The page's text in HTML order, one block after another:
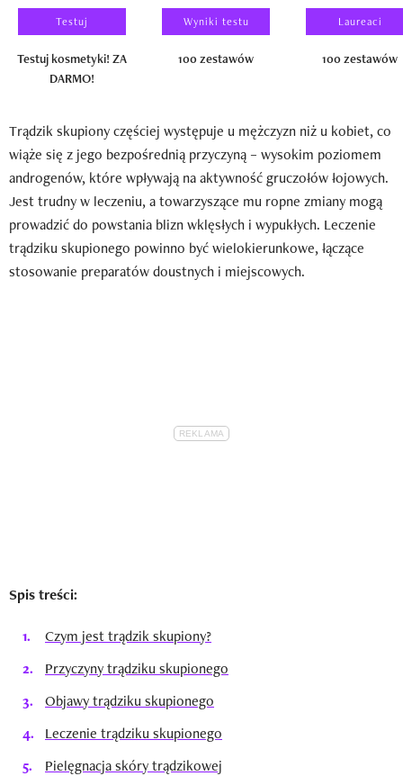
Testuj
Testuj kosmetyki! ZA
DARMO!
Wyniki testu
100 zestawów
Laureaci
100 zestawów
Trądzik skupiony częściej występuje u mężczyzn niż u kobiet, co
wiąże się z jego bezpośrednią przyczyną – wysokim poziomem
androgenów, które wpływają na aktywność gruczołów łojowych.
Jest trudny w leczeniu, a towarzyszące mu ropne zmiany mogą
prowadzić do powstania blizn wklęsłych i wypukłych. Leczenie
trądziku skupionego powinno być wielokierunkowe, łączące
stosowanie preparatów doustnych i miejscowych.
Spis treści:
Czym jest trądzik skupiony?
Przyczyny trądziku skupionego
Objawy trądziku skupionego
Leczenie trądziku skupionego
Pielęgnacja skóry trądzikowej